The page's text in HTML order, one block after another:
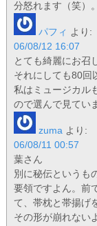
分怒れます（笑）。
パフィ より:
06/08/12 16:07
とても綺麗にお召
それにしても80回
私はミュージカル
ので選んで見てい
zuma より:
06/08/11 00:57
葉さん
別に秘伝というも
要領ですよん。前
て、帯枕と帯揚げ
その形が崩れない